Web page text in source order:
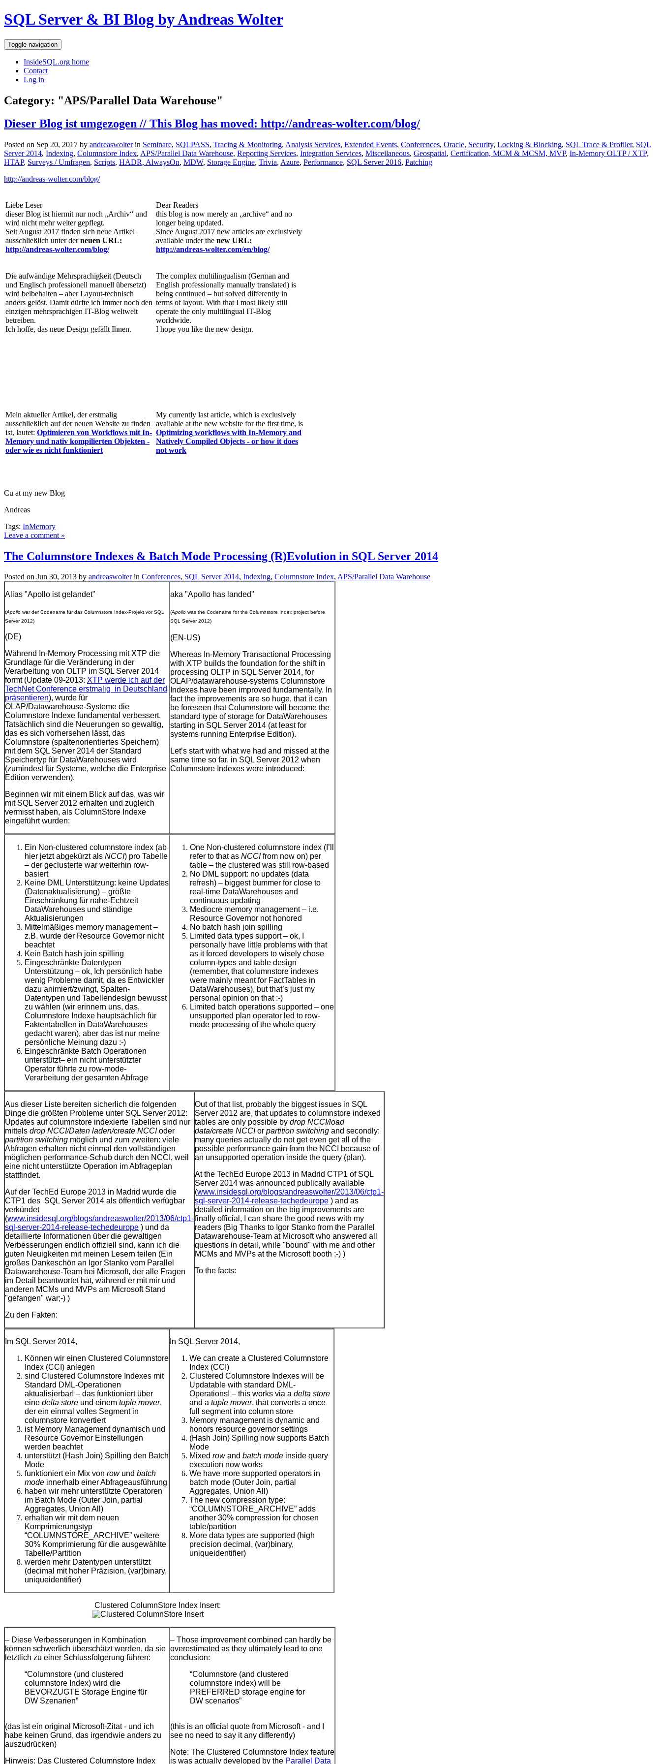
SQL Server & BI Blog by Andreas Wolter
Toggle navigation
InsideSQL.org home
Contact
Log in
Category: "APS/Parallel Data Warehouse"
Dieser Blog ist umgezogen // This Blog has moved: http://andreas-wolter.com/blog/
Posted on Sep 20, 2017 by andreaswolterin Seminare, SQLPASS, Tracing & Monitoring, Analysis Services, Extended Events, Conferences, Oracle, Security, Locking & Blocking, SQL Trace & Profiler, SQL
Server 2014, Indexing, Columnstore Index, APS/Parallel Data Warehouse, Reporting Services, Integration Services, Miscellaneous, Geospatial, Certification, MCM & MCSM, MVP, In-Memory OLTP / XTP,
HTAP, Surveys / Umfragen, Scripts, HADR, AlwaysOn, MDW, Storage Engine, Trivia, Azure, Performance, SQL Server 2016, Patching
http://andreas-wolter.com/blog/
Liebe Leser
dieser Blog ist hiermit nur noch „Archiv“ und
wird nicht mehr weiter gepflegt.
Seit August 2017 finden sich neue Artikel
ausschließlich unter derneuen URL:
http://andreas-wolter.com/blog/
Dear Readers
this blog is now merely an „archive“ and no
longer being updated.
Since August 2017 new articles are exclusively
available under the new URL:
http://andreas-wolter.com/en/blog/
Die aufwändige Mehrsprachigkeit (Deutsch
und Englisch professionell manuell übersetzt)
wird beibehalten – aber Layout-technisch
anders gelöst. Damit dürfte ich immer noch den
einzigen mehrsprachigen IT-Blog weltweit
betreiben.
Ich hoffe, das neue Design gefällt Ihnen.
The complex multilingualism (German and
English professionally manually translated) is
being continued – but solved differently in
terms of layout. With that I most likely still
operate the only multilingual IT-Blog
worldwide.
I hope you like the new design.
Mein aktueller Artikel, der erstmalig
ausschließlich auf der neuen Website zu finden
ist, lautet: Optimieren von Workflows mit In-
Memory und nativ kompilierten Objekten -
oder wie es nicht funktioniert
My currently last article, which is exclusively
available at the new website for the first time, is
Optimizing workflows with In-Memory and
Natively Compiled Objects - or how it does
not work
Cu at my new Blog
Andreas
Tags: InMemory
Leave a comment »
The Columnstore Indexes & Batch Mode Processing (R)Evolution in SQL Server 2014
Posted on Jun 30, 2013 by andreaswolterin Conferences, SQL Server 2014, Indexing, Columnstore Index, APS/Parallel Data Warehouse
Alias "Apollo ist gelandet"
(Apollo war der Codename für das Columnstore Index-Projekt vor SQL
Server 2012)
(DE)
Während In-Memory Processing mit XTP die
Grundlage für die Veränderung in der
Verarbeitung von OLTP im SQL Server 2014
formt (Update 09-2013: XTP werde ich auf der
TechNet Conference erstmalig in Deutschland
präsentieren), wurde für
OLAP/Datawarehouse-Systeme die
Columnstore Indexe fundamental verbessert.
Tatsächlich sind die Neuerungen so gewaltig,
das es sich vorhersehen lässt, das
Columnstore (spaltenorientiertes Speichern)
mit dem SQL Server 2014 der Standard
Speichertyp für DataWarehouses wird
(zumindest für Systeme, welche die Enterprise
Edition verwenden).
Beginnen wir mit einem Blick auf das, was wir
mit SQL Server 2012 erhalten und zugleich
vermisst haben, als ColumnStore Indexe
eingeführt wurden:
aka "Apollo has landed"
(Apollo was the Codename for the Columnstore Index project before
SQL Server 2012)
(EN-US)
Whereas In-Memory Transactional Processing
with XTP builds the foundation for the shift in
processing OLTP in SQL Server 2014, for
OLAP/datawarehouse-systems Columnstore
Indexes have been improved fundamentally. In
fact the improvements are so huge, that it can
be foreseen that Columnstore will become the
standard type of storage for DataWarehouses
starting in SQL Server 2014 (at least for
systems running Enterprise Edition).
Let’s start with what we had and missed at the
same time so far, in SQL Server 2012 when
Columnstore Indexes were introduced:
Ein Non-clustered columnstore index (ab
hier jetzt abgekürzt als NCCI) pro Tabelle
– der geclusterte war weiterhin row-
basiert
Keine DML Unterstützung: keine Updates
(Datenaktualisierung) – größte
Einschränkung für nahe-Echtzeit
DataWarehouses und ständige
Aktualisierungen
Mittelmäßiges memory management –
z.B. wurde der Resource Governor nicht
beachtet
Kein Batch hash join spilling
Eingeschränkte Datentypen
Unterstützung – ok, Ich persönlich habe
wenig Probleme damit, da es Entwickler
dazu animiert/zwingt, Spalten-
Datentypen und Tabellendesign bewusst
zu wählen (wir erinnern uns, das,
Columnstore Indexe hauptsächlich für
Faktentabellen in DataWarehouses
gedacht waren), aber das ist nur meine
persönliche Meinung dazu :-)
Eingeschränkte Batch Operationen
unterstützt– ein nicht unterstützter
Operator führte zu row-mode-
Verarbeitung der gesamten Abfrage
One Non-clustered columnstore index (I’ll
refer to that as NCCIfrom now on) per
table – the clustered was still row-based
No DML support: no updates (data
refresh) – biggest bummer for close to
real-time DataWarehouses and
continuous updating
Mediocre memory management – i.e.
Resource Governor not honored
No batch hash join spilling
Limited data types support – ok, I
personally have little problems with that
as it forced developers to wisely chose
column-types and table design
(remember, that columnstore indexes
were mainly meant for FactTables in
DataWarehouses), but that’s just my
personal opinion on that :-)
Limited batch operations supported – one
unsupported plan operator led to row-
mode processing of the whole query
Aus dieser Liste bereiten sicherlich die folgenden
Dinge die größten Probleme unter SQL Server 2012:
Updates auf columnstore indexierte Tabellen sind nur
mittels drop NCCI/Daten laden/create NCCIoder
partition switching möglich und zum zweiten: viele
Abfragen erhalten nicht einmal den vollständigen
möglichen performance-Schub durch den NCCI, weil
eine nicht unterstützte Operation im Abfrageplan
stattfindet.
Auf der TechEd Europe 2013 in Madrid wurde die
CTP1 des SQL Server 2014 als öffentlich verfügbar
verkündet
(www.insidesql.org/blogs/andreaswolter/2013/06/ctp1-
sql-server-2014-release-techedeurope ) und da
detaillierte Informationen über die gewaltigen
Verbesserungen endlich offiziell sind, kann ich die
guten Neuigkeiten mit meinen Lesern teilen (Ein
großes Dankeschön an Igor Stanko vom Parallel
Datawarehouse-Team bei Microsoft, der alle Fragen
im Detail beantwortet hat, während er mit mir und
anderen MCMs und MVPs am Microsoft Stand
"gefangen" war;-) )
Zu den Fakten:
Out of that list, probably the biggest issues in SQL
Server 2012 are, that updates to columnstore indexed
tables are only possible by drop NCCI/load
data/create NCCIor partition switching and secondly:
many queries actually do not get even get all of the
possible performance gain from the NCCI because of
an unsupported operation inside the query (plan).
At the TechEd Europe 2013 in Madrid CTP1 of SQL
Server 2014 was announced publically available
(www.insidesql.org/blogs/andreaswolter/2013/06/ctp1-
sql-server-2014-release-techedeurope ) and as
detailed information on the big improvements are
finally official, I can share the good news with my
readers (Big Thanks to Igor Stanko from the Parallel
Datawarehouse-Team at Microsoft who answered all
questions in detail, while "bound" with me and other
MCMs and MVPs at the Microsoft booth ;-) )
To the facts:
Im SQL Server 2014,
Können wir einen Clustered Columnstore
Index (CCI) anlegen
sind Clustered Columnstore Indexes mit
Standard DML-Operationen
aktualisierbar! – das funktioniert über
eine delta store und einem tuple mover,
der ein einmal volles Segment in
columnstore konvertiert
ist Memory Management dynamisch und
Resource Governor Einstellungen
werden beachtet
unterstützt (Hash Join) Spilling den Batch
Mode
funktioniert ein Mix von rowund batch
mode innerhalb einer Abfrageausführung
haben wir mehr unterstützte Operatoren
im Batch Mode (Outer Join, partial
Aggregates, Union All)
erhalten wir mit dem neuen
Komprimierungstyp
“COLUMNSTORE_ARCHIVE” weitere
30% Komprimierung für die ausgewählte
Tabelle/Partition
werden mehr Datentypen unterstützt
(decimal mit hoher Präzision, (var)binary,
uniqueidentifier)
In SQL Server 2014,
We can create a Clustered Columnstore
Index (CCI)
Clustered Columnstore Indexes will be
Updatable with standard DML-
Operations! – this works via a delta store
and a tuple mover, that converts a once
full segment into column store
Memory management is dynamic and
honors resource governor settings
(Hash Join) Spilling now supports Batch
Mode
Mixed rowand batch mode inside query
execution now works
We have more supported operators in
batch mode (Outer Join, partial
Aggregates, Union All)
The new compression type:
“COLUMNSTORE_ARCHIVE” adds
another 30% compression for chosen
table/partition
More data types are supported (high
precision decimal, (var)binary,
uniqueidentifier)
Clustered ColumnStore Index Insert:
– Diese Verbesserungen in Kombination
können schwerlich überschätzt werden, da sie
letztlich zu einer Schlussfolgerung führen:
“Columnstore (und clustered
columnstore Index) wird die
BEVORZUGTE Storage Engine für
DW Szenarien”
(das ist ein original Microsoft-Zitat - und ich
habe keinen Grund, das irgendwie anders zu
auszudrücken)
Hinweis: Das Clustered Columnstore Index
– Those improvement combined can hardly be
overestimated as they ultimately lead to one
conclusion:
“Columnstore (and clustered
columnstore index) will be
PREFERRED storage engine for
DW scenarios”
(this is an official quote from Microsoft - and I
see no need to say it any differently)
Note: The Clustered Columnstore Index feature
is was actually developed by the Parallel Data